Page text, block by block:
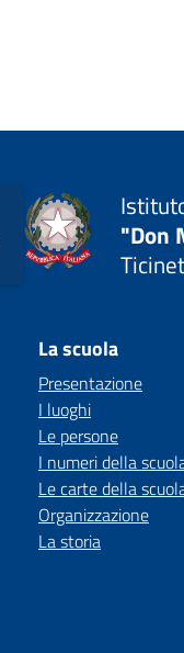
"Don
La scuola
Presentazione
I luoghi
Le persone
I numeri della
Le carte della
Organizzazione
La storia